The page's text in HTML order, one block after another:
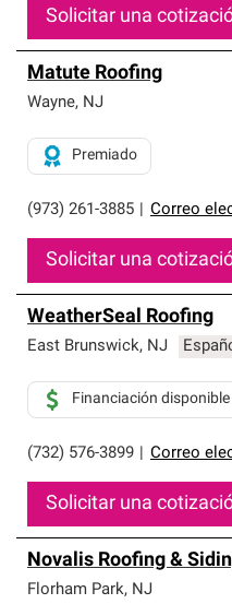
Solicitar una
Matute Roofing
Wayne, NJ
(973) 261-3885 Correo
Premiado
Solicitar una
WeatherSeal Roofing
East Brunswick, NJ
(732) 576-3899 Correo
Financiación disponible
Solicitar una
Novalis Roofing &
Florham Park, NJ